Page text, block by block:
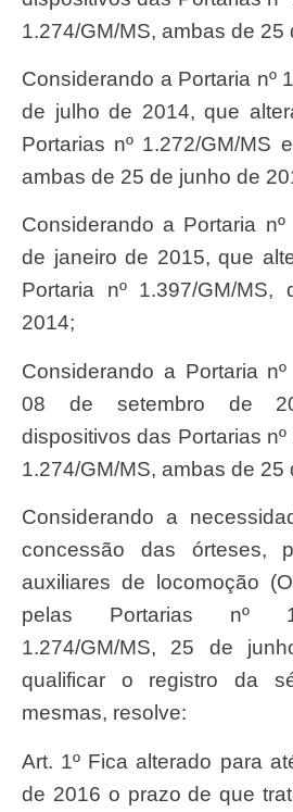
1.274/GM/MS, ambas de 25
Considerando a Portaria nº 1.397/GM/MS, de 3
de julho de 2014, que
Portarias nº 1.272/GM/MS
ambas de 25 de junho de
Considerando a Portaria nº 55/GM/MS, de 29
de janeiro de 2015, que
Portaria nº 1.397/GM/
2014;
Considerando a Portaria nº 1.334/GM/MS, de
08 de setembro de
dispositivos das Portarias
1.274/GM/MS, ambas de 25
Considerando a necessidade de viabilizar a
concessão das órteses,
auxiliares de locomoção
pelas Portarias nº
1.274/GM/MS, 25 de
qualificar o registro da
mesmas, resolve:
Art. 1º Fica alterado para até 25 de dezembro
de 2016 o prazo de que